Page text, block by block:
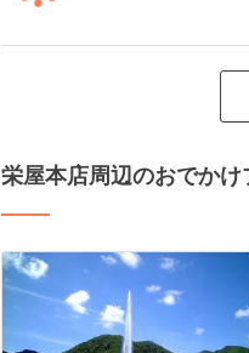
栄屋本店周辺のおでかけ